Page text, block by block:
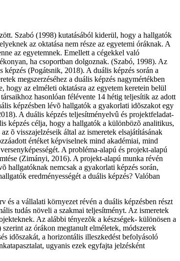
Szabó (1998) kutatásából kiderül, hogy a hallgatók
az oktatása nem része az egyetemi óráknak. A
az egyetemnek. Emellett a cégekkel való
ha csoportban dolgoznak. (Szabó, 1998). Az
(Pogátsnik, 2018). A duális képzés során a
megszerzéséhez a duális képzés nagymértékben
hogy az elméleti oktatásra az egyetem keretein belül
hasonlóan félévente 14 hétig teljesítik az adott
képzésben lévõ hallgatók a gyakorlati idõszakot egy
A duális képzés teljesítményelvû és projektfeladat-
képzés célja, hogy a hallgatók a különbözõ analitikus,
õ visszajelzéseik által az ismeretek elsajátításának
értéket képviselnek mind akadémiai, mind
A probléma-alapú és projekt-alapú
(Zimányi, 2016). A projekt-alapú munka révén
hallgatóknak nemcsak a gyakorlati képzés során,
eredményességét a duális képzés? Valóban
és a vállalati környezet révén a duális képzésben részt
tudás növeli a szakmai teljesítményt. Az ismeretek
Az alábbi tényezõk a készségek- különösen a
az órákon megtanult elméletek, módszerek
idõszakát, a horizontális illeszkedést befolyásoló
ugyanis ezek egyfajta jelzésként